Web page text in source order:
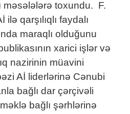
məsələlərə toxundu. F.
qarşılıqlı faydalı
maraqlı olduğunu
xarici işlər və
nazirinin müavini
Aİ liderlərinə Cənubi
bağlı dar çərçivəli
bağlı şərhlərinə